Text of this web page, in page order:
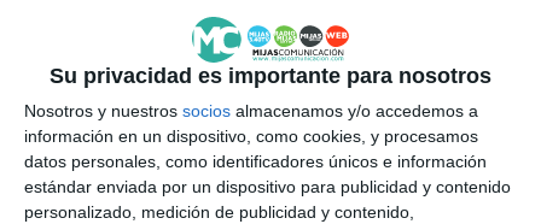
Su privacidad es importante para nosotros
Nosotros y nuestros socios almacenamos y/o accedemos a
información en un dispositivo, como cookies, y procesamos
datos personales, como identificadores únicos e información
estándar enviada por un dispositivo para publicidad y contenido
personalizado, medición de publicidad y contenido,